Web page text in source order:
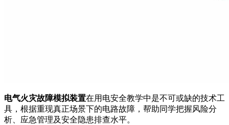
电气火灾故障模拟装置在用电安全教学中是不可或缺的技术工
具，根据重现真正场景下的电路故障，帮助同学把握风险分
析、应急管理及安全隐患排查水平。